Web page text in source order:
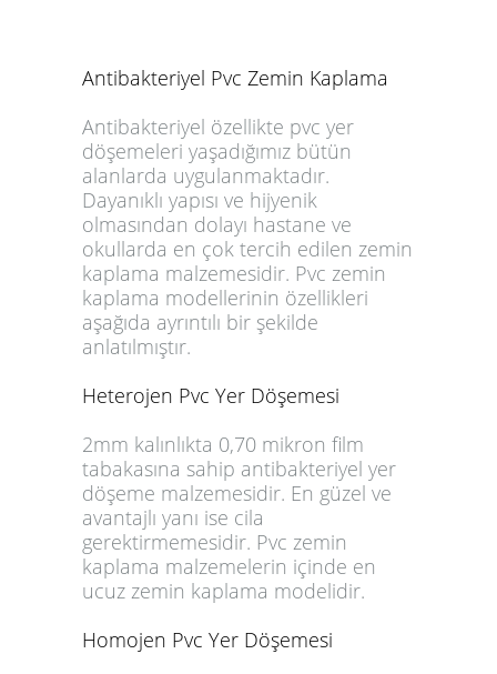
Antibakteriyel Pvc Zemin Kaplama
Antibakteriyel özellikte pvc yer
döşemeleri yaşadığımız bütün
alanlarda uygulanmaktadır.
Dayanıklı yapısı ve hijyenik
olmasından dolayı hastane ve
okullarda en çok tercih edilen zemin
kaplama malzemesidir. Pvc zemin
kaplama modellerinin özellikleri
aşağıda ayrıntılı bir şekilde
anlatılmıştır.
Heterojen Pvc Yer Döşemesi
2mm kalınlıkta 0,70 mikron film
tabakasına sahip antibakteriyel yer
döşeme malzemesidir. En güzel ve
avantajlı yanı ise cila
gerektirmemesidir. Pvc zemin
kaplama malzemelerin içinde en
ucuz zemin kaplama modelidir.
Homojen Pvc Yer Döşemesi